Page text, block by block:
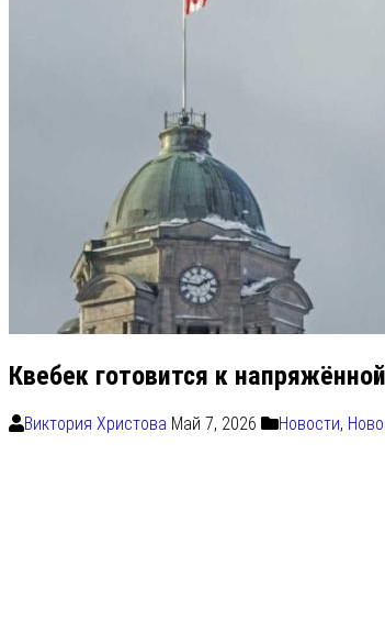
Квебек готовится к
Виктория Христова Май 7, 2026 Новости,